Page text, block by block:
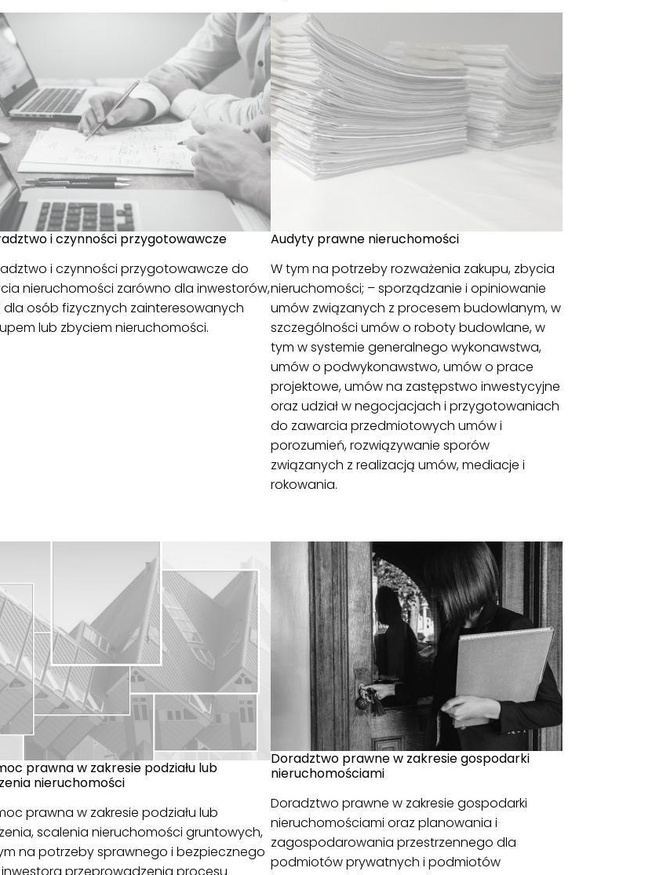
i czynności przygotowawcze
i czynności przygotowawcze do
nieruchomości zarówno dla inwestorów,
dla osób fizycznych zainteresowanych
lub zbyciem nieruchomości.
Audyty prawne nieruchomości
W tym na potrzeby rozważenia zakupu, zbycia
nieruchomości; – sporządzanie i opiniowanie
umów związanych z procesem budowlanym, w
szczególności umów o roboty budowlane, w
tym w systemie generalnego wykonawstwa,
umów o podwykonawstwo, umów o prace
projektowe, umów na zastępstwo inwestycyjne
oraz udział w negocjacjach i przygotowaniach
do zawarcia przedmiotowych umów i
porozumień, rozwiązywanie sporów
związanych z realizacją umów, mediacje i
rokowania.
prawna w zakresie podziału lub
nieruchomości
prawna w zakresie podziału lub
scalenia nieruchomości gruntowych,
na potrzeby sprawnego i bezpiecznego
przeprowadzenia procesu
Doradztwo prawne w zakresie gospodarki
nieruchomościami
Doradztwo prawne w zakresie gospodarki
nieruchomościami oraz planowania i
zagospodarowania przestrzennego dla
podmiotów prywatnych i podmiotów